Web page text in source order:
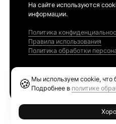
На сайте используются
информации.
Политика
Правила использования
Политика обработки
🍪 Мы используем cookie, что
Подробнее в политике
Ethereum GAS Tracker